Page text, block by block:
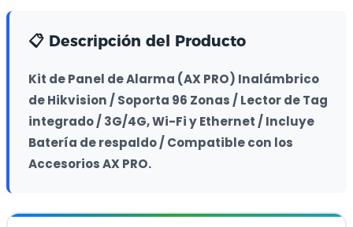
📋 Descripción del Producto
Kit de Panel de Alarma (AX PRO) Inalámbrico
de Hikvision / Soporta 96 Zonas / Lector de Tag
integrado / 3G/4G, Wi-Fi y Ethernet / Incluye
Batería de respaldo / Compatible con los
Accesorios AX PRO.